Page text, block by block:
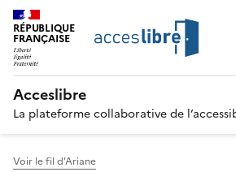
RÉPUBLIQUE
FRANÇAISE
Acceslibre
La plateforme collaborative de
Voir le fil d'Ariane